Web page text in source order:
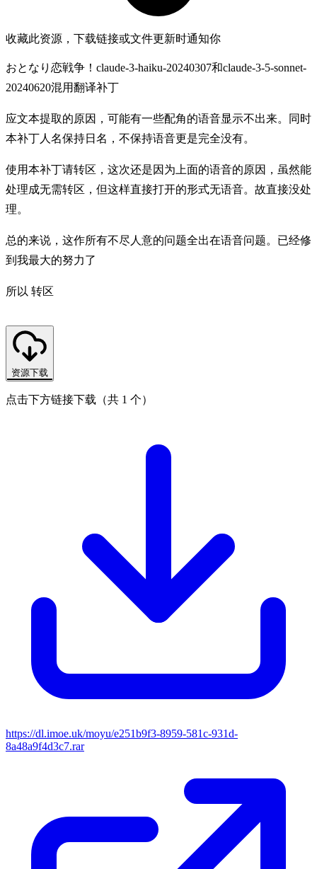
收藏此资源，下载链接或文件更新时通知你
おとなり恋戦争！claude-3-haiku-20240307和claude-3-5-sonnet-
20240620混用翻译补丁
应文本提取的原因，可能有一些配角的语音显示不出来。同时
本补丁人名保持日名，不保持语音更是完全没有。
使用本补丁请转区，这次还是因为上面的语音的原因，虽然能
处理成无需转区，但这样直接打开的形式无语音。故直接没处
理。
总的来说，这作所有不尽人意的问题全出在语音问题。已经修
到我最大的努力了
所以 转区
资源下载
点击下方链接下载（共 1 个）
https://dl.imoe.uk/moyu/e251b9f3-8959-581c-931d-
8a48a9f4d3c7.rar